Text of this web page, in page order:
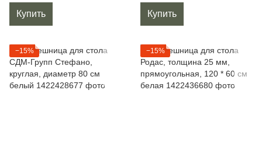
Купить Купить
−15% −15%